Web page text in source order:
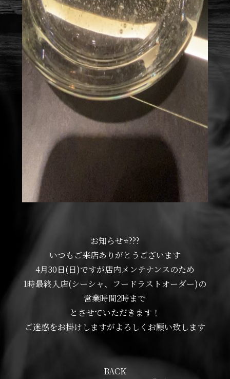
お知らせ⭐???︎︎︎︎
いつもご来店ありがとうございます
4月30日(日)ですが店内メンテナンスのため
1時最終入店(シーシャ、フードラストオーダー)の
営業時間2時まで
とさせていただきます！
ご迷惑をお掛けしますがよろしくお願い致します
BACK